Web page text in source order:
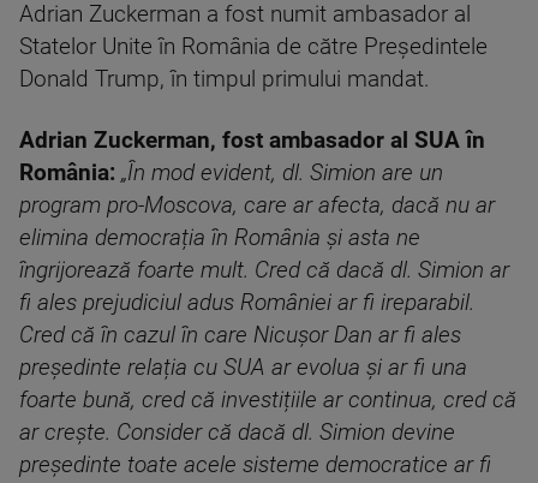
Adrian Zuckerman a fost numit ambasador al
Statelor Unite în România de către Președintele
Donald Trump, în timpul primului mandat.
Adrian Zuckerman, fost ambasador al SUA în
România: „În mod evident, dl. Simion are un
program pro-Moscova, care ar afecta, dacă nu ar
elimina democrația în România și asta ne
îngrijorează foarte mult. Cred că dacă dl. Simion ar
fi ales prejudiciul adus României ar fi ireparabil.
Cred că în cazul în care Nicușor Dan ar fi ales
președinte relația cu SUA ar evolua și ar fi una
foarte bună, cred că investițiile ar continua, cred că
ar crește. Consider că dacă dl. Simion devine
președinte toate acele sisteme democratice ar fi